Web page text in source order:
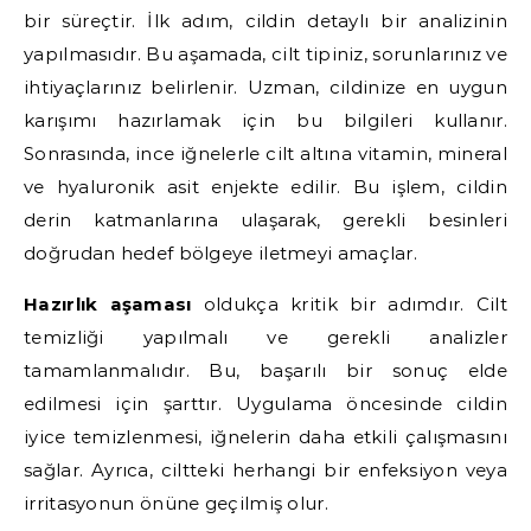
bir süreçtir. İlk adım, cildin detaylı bir analizinin
yapılmasıdır. Bu aşamada, cilt tipiniz, sorunlarınız ve
ihtiyaçlarınız belirlenir. Uzman, cildinize en uygun
karışımı hazırlamak için bu bilgileri kullanır.
Sonrasında, ince iğnelerle cilt altına vitamin, mineral
ve hyaluronik asit enjekte edilir. Bu işlem, cildin
derin katmanlarına ulaşarak, gerekli besinleri
doğrudan hedef bölgeye iletmeyi amaçlar.
Hazırlık aşaması oldukça kritik bir adımdır. Cilt
temizliği yapılmalı ve gerekli analizler
tamamlanmalıdır. Bu, başarılı bir sonuç elde
edilmesi için şarttır. Uygulama öncesinde cildin
iyice temizlenmesi, iğnelerin daha etkili çalışmasını
sağlar. Ayrıca, ciltteki herhangi bir enfeksiyon veya
irritasyonun önüne geçilmiş olur.